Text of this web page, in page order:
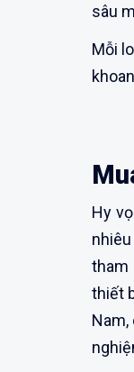
sâu
Mỗi
Hy
tham
thiết